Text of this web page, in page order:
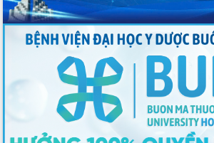
Phó Chủ tịch Thường trực UBND tỉnh
Hồ Thị Nguyên Thảo làm việc tại Trung
tâm Phục vụ hành chính công xã Ea
Xây dựng nền hành chính số đồng
hành cùng nông dân dân, doanh nghiệp
Giai đoạn 2026-2030, Đắk Lắk phấn
đấu có 77% xã đạt chuẩn nông thôn